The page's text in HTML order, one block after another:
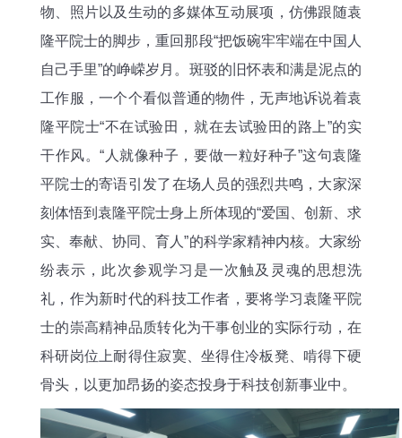
物、照片以及生动的多媒体互动展项，仿佛跟随袁
隆平院士的脚步，重回那段“把饭碗牢牢端在中国人
自己手里”的峥嵘岁月。斑驳的旧怀表和满是泥点的
工作服，一个个看似普通的物件，无声地诉说着袁
隆平院士“不在试验田，就在去试验田的路上”的实
干作风。“人就像种子，要做一粒好种子”这句袁隆
平院士的寄语引发了在场人员的强烈共鸣，大家深
刻体悟到袁隆平院士身上所体现的“爱国、创新、求
实、奉献、协同、育人”的科学家精神内核。大家纷
纷表示，此次参观学习是一次触及灵魂的思想洗
礼，作为新时代的科技工作者，要将学习袁隆平院
士的崇高精神品质转化为干事创业的实际行动，在
科研岗位上耐得住寂寞、坐得住冷板凳、啃得下硬
骨头，以更加昂扬的姿态投身于科技创新事业中。